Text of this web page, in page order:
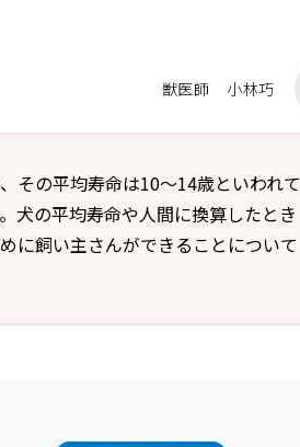
獣医師 小林巧
その平均寿命は10～14歳といわれて
犬の平均寿命や人間に換算したとき
に飼い主さんができることについて